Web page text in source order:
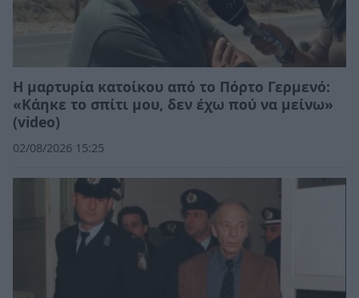
Η μαρτυρία κατοίκου από το Πόρτο Γερμενό:
«Κάηκε το σπίτι μου, δεν έχω πού να μείνω»
(video)
02/08/2026 15:25